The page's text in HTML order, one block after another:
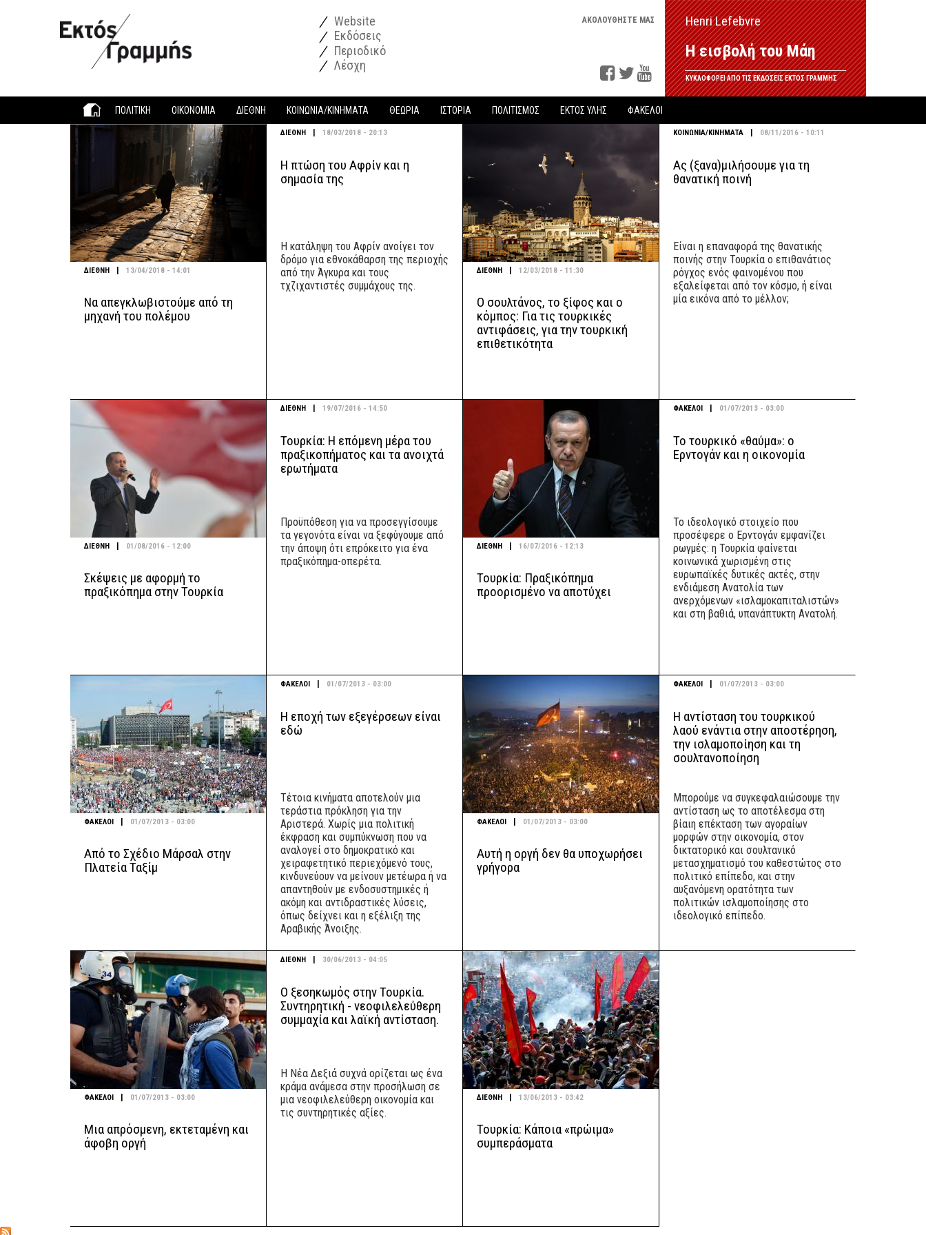
Website
Εκδόσεις
Περιοδικό
Λέσχη
ΑΚΟΛΟΥΘΗΣΤΕ ΜΑΣ Henri Lefebvre
Η εισβολή του Μάη
ΚΥΚΛΟΦΟΡΕΙ ΑΠΟ ΤΙΣ ΕΚΔΟΣΕΙΣ ΕΚΤΟΣ ΓΡΑΜΜΗΣ
ΠΟΛΙΤΙΚΗ ΟΙΚΟΝΟΜΙΑ ΔΙΕΘΝΗ ΚΟΙΝΩΝΙΑ/ΚΙΝΗΜΑΤΑ ΘΕΩΡΙΑ ΙΣΤΟΡΙΑ ΠΟΛΙΤΙΣΜΟΣ ΕΚΤΟΣ ΥΛΗΣ ΦΑΚΕΛΟΙ
ΔΙΕΘΝΗ | 13/04/2018 - 14:01
Να απεγκλωβιστούμε από τη
μηχανή του πολέμου
ΔΙΕΘΝΗ 18/03/2018 - 20:13
Η πτώση του Αφρίν και η
σημασία της
Η κατάληψη του Αφρίν ανοίγει τον
δρόμο για εθνοκάθαρση της περιοχής
από την Άγκυρα και τους
τχζιχαντιστές συμμάχους της.
ΔΙΕΘΝΗ | 12/03/2018 - 11:30
Ο σουλτάνος, το ξίφος και ο
κόμπος: Για τις τουρκικές
αντιφάσεις, για την τουρκική
επιθετικότητα
ΚΟΙΝΩΝΙΑ/ΚΙΝΗΜΑΤΑ 08/11/2016 - 10:11
Ας (ξανα)μιλήσουμε για τη
θανατική ποινή
Eίναι η επαναφορά της θανατικής
ποινής στην Τουρκία ο επιθανάτιος
ρόγχος ενός φαινομένου που
εξαλείφεται από τον κόσμο, ή είναι
μία εικόνα από το μέλλον;
ΔΙΕΘΝΗ | 01/08/2016 - 12:00
Σκέψεις με αφορμή το
πραξικόπημα στην Τουρκία
ΔΙΕΘΝΗ 19/07/2016 - 14:50
Τουρκία: Η επόμενη μέρα του
πραξικοπήματος και τα ανοιχτά
ερωτήματα
Προϋπόθεση για να προσεγγίσουμε
τα γεγονότα είναι να ξεφύγουμε από
την άποψη ότι επρόκειτο για ένα
πραξικόπημα-οπερέτα.
ΔΙΕΘΝΗ | 16/07/2016 - 12:13
Τουρκία: Πραξικόπημα
προορισμένο να αποτύχει
ΦΑΚΕΛΟΙ 01/07/2013 - 03:00
Το τουρκικό «θαύμα»: ο
Ερντογάν και η οικονομία
Το ιδεολογικό στοιχείο που
προσέφερε ο Ερντογάν εμφανίζει
ρωγμές: η Τουρκία φαίνεται
κοινωνικά χωρισμένη στις
ευρωπαϊκές δυτικές ακτές, στην
ενδιάμεση Ανατολία των
ανερχόμενων «ισλαμοκαπιταλιστών»
και στη βαθιά, υπανάπτυκτη Ανατολή.
ΦΑΚΕΛΟΙ | 01/07/2013 - 03:00
Από το Σχέδιο Μάρσαλ στην
Πλατεία Ταξίμ
ΦΑΚΕΛΟΙ 01/07/2013 - 03:00
Η εποχή των εξεγέρσεων είναι
εδώ
Τέτοια κινήματα αποτελούν μια
τεράστια πρόκληση για την
Αριστερά. Χωρίς μια πολιτική
έκφραση και συμπύκνωση που να
αναλογεί στο δημοκρατικό και
χειραφετητικό περιεχόμενό τους,
κινδυνεύουν να μείνουν μετέωρα ή να
απαντηθούν με ενδοσυστημικές ή
ακόμη και αντιδραστικές λύσεις,
όπως δείχνει και η εξέλιξη της
Αραβικής Άνοιξης.
ΦΑΚΕΛΟΙ | 01/07/2013 - 03:00
Αυτή η οργή δεν θα υποχωρήσει
γρήγορα
ΦΑΚΕΛΟΙ 01/07/2013 - 03:00
Η αντίσταση του τουρκικού
λαού ενάντια στην αποστέρηση,
την ισλαμοποίηση και τη
σουλτανοποίηση
Μπορούμε να συγκεφαλαιώσουμε την
αντίσταση ως το αποτέλεσμα στη
βίαιη επέκταση των αγοραίων
μορφών στην οικονομία, στον
δικτατορικό και σουλτανικό
μετασχηματισμό του καθεστώτος στο
πολιτικό επίπεδο, και στην
αυξανόμενη ορατότητα των
πολιτικών ισλαμοποίησης στο
ιδεολογικό επίπεδο.
ΦΑΚΕΛΟΙ | 01/07/2013 - 03:00
Μια απρόσμενη, εκτεταμένη και
άφοβη οργή
ΔΙΕΘΝΗ 30/06/2013 - 04:05
Ο ξεσηκωμός στην Τουρκία.
Συντηρητική - νεοφιλελεύθερη
συμμαχία και λαϊκή αντίσταση.
Η Νέα Δεξιά συχνά ορίζεται ως ένα
κράμα ανάμεσα στην προσήλωση σε
μια νεοφιλελεύθερη οικονομία και
τις συντηρητικές αξίες.
ΔΙΕΘΝΗ | 13/06/2013 - 03:42
Τουρκία: Κάποια «πρώιμα»
συμπεράσματα